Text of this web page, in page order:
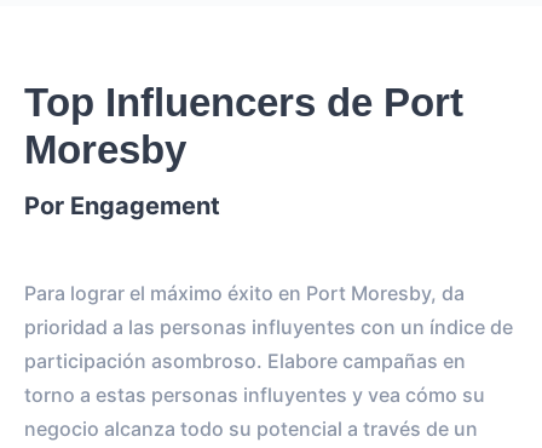
Top Influencers de Port
Moresby
Por Engagement
Para lograr el máximo éxito en Port Moresby, da
prioridad a las personas influyentes con un índice de
participación asombroso. Elabore campañas en
torno a estas personas influyentes y vea cómo su
negocio alcanza todo su potencial a través de un